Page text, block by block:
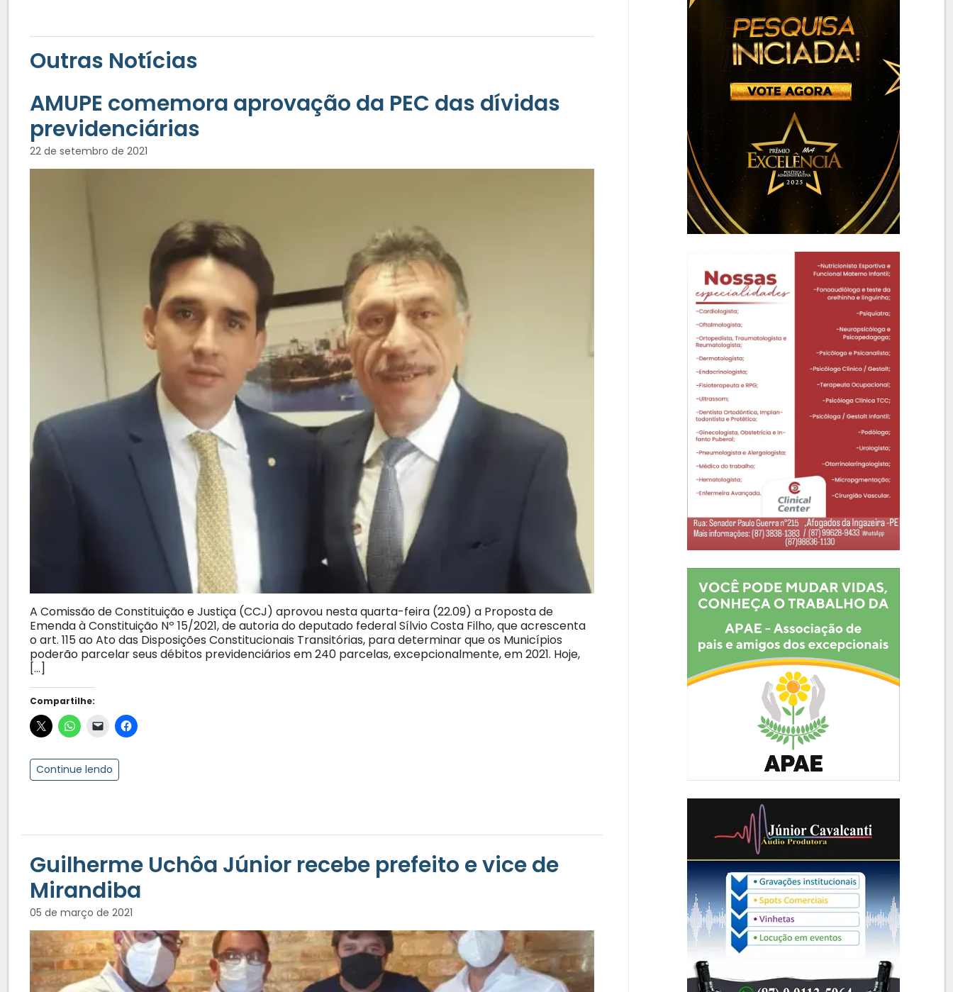
Outras Notícias
AMUPE comemora aprovação da PEC das dívidas
previdenciárias
22 de setembro de 2021
A Comissão de Constituição e Justiça (CCJ) aprovou nesta quarta-feira (22.09) a Proposta de
Emenda à Constituição Nº 15/2021, de autoria do deputado federal Sílvio Costa Filho, que acrescenta
o art. 115 ao Ato das Disposições Constitucionais Transitórias, para determinar que os Municípios
poderão parcelar seus débitos previdenciários em 240 parcelas, excepcionalmente, em 2021. Hoje,
[…]
Compartilhe:
Continue lendo
Guilherme Uchôa Júnior recebe prefeito e vice de
Mirandiba
05 de março de 2021